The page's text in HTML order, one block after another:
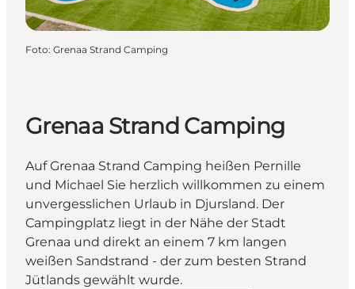
Foto: Grenaa Strand Camping
Grenaa Strand Camping
Auf Grenaa Strand Camping heißen Pernille
und Michael Sie herzlich willkommen zu einem
unvergesslichen Urlaub in Djursland. Der
Campingplatz liegt in der Nähe der Stadt
Grenaa und direkt an einem 7 km langen
weißen Sandstrand - der zum besten Strand
Jütlands gewählt wurde.